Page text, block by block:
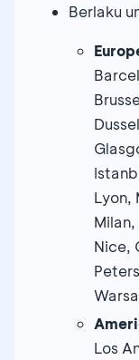
Berlaku
Lyon,
Nice,
Los